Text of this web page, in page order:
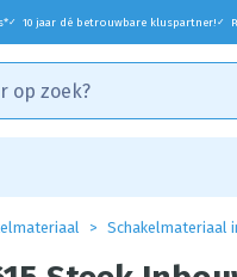
✓ 10 jaar dé betrouwbare kluspartner! ✓
Schakelmateriaal